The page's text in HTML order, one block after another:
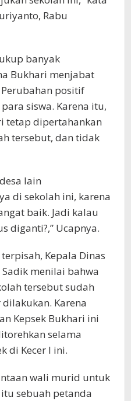
Rabu
banyak
Bukhari menjabat
positif
siswa. Karena itu,
tetap dipertahankan
tersebut, dan tidak
lain
di sekolah ini, karena
baik. Jadi kalau
diganti?,” Ucapnya.
Kepala Dinas
menilai bahwa
tersebut sudah
Karena
Kepsek Bukhari ini
selama
di Kecer I ini.
wali murid untuk
sebuah petanda